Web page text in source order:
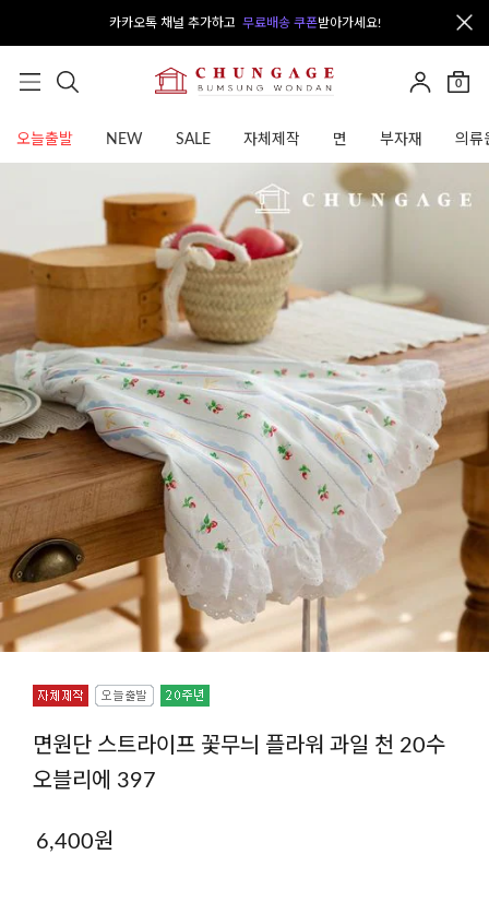
카카오톡 채널 추가하고 무료배송 쿠폰받아가세요!
0
오늘출발 NEW SALE 자체제작 면 부자재 의류
면원단 스트라이프 꽃무늬 플라워 과일 천 20수
오블리에 397
6,400원